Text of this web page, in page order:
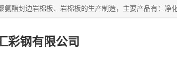
彩钢有限公司